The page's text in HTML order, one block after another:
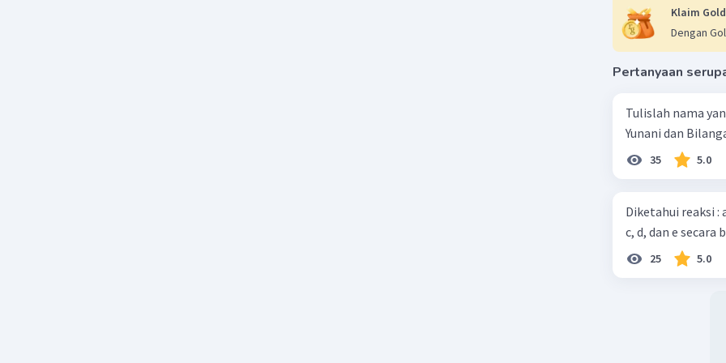
mol =
massa =
Massa
Beri
Klaim
Dengan
Pertanyaan
Tulislah nama
Yunani dan
35 5.0
Diketahui reaksi :
c, d, dan e
25 5.0